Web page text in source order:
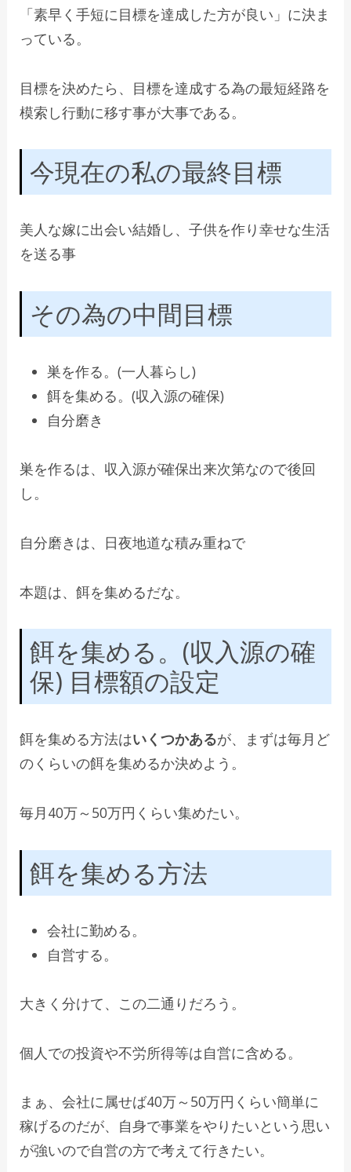
「素早く手短に目標を達成した方が良い」に決ま
っている。
目標を決めたら、目標を達成する為の最短経路を
模索し行動に移す事が大事である。
今現在の私の最終目標
美人な嫁に出会い結婚し、子供を作り幸せな生活
を送る事
その為の中間目標
巣を作る。(一人暮らし)
餌を集める。(収入源の確保)
自分磨き
巣を作るは、収入源が確保出来次第なので後回
し。
自分磨きは、日夜地道な積み重ねで
本題は、餌を集めるだな。
餌を集める。(収入源の確
保) 目標額の設定
餌を集める方法はいくつかあるが、まずは毎月ど
のくらいの餌を集めるか決めよう。
毎月40万～50万円くらい集めたい。
餌を集める方法
会社に勤める。
自営する。
大きく分けて、この二通りだろう。
個人での投資や不労所得等は自営に含める。
まぁ、会社に属せば40万～50万円くらい簡単に
稼げるのだが、自身で事業をやりたいという思い
が強いので自営の方で考えて行きたい。